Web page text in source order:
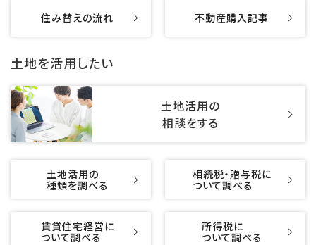
住み替えの流れ 不動産購入記事
土地を活用したい
土地活用の
相談をする
土地活用の
種類を調べる
相続税・贈与税に
ついて調べる
賃貸住宅経営に
ついて調べる
所得税に
ついて調べる